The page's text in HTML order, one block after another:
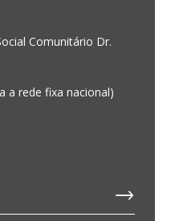
Comunitário Dr.
a rede fixa nacional)